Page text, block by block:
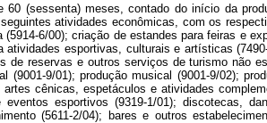
(sessenta) meses, contado do início da
atividades econômicas, com os
6/00); criação de estandes para feiras e
esportivas, culturais e artísticas
de reservas e outros serviços de turismo não
(9001-9/01); produção musical (9001-9/02);
cênicas, espetáculos e atividades
esportivos (9319-1/01); discotecas,
(5611-2/04); bares e outros